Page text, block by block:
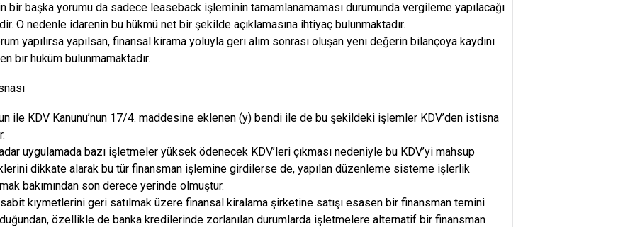
bir başka yorumu da sadece leaseback işleminin tamamlanamaması durumunda vergileme yapılacağı
O nedenle idarenin bu hükmü net bir şekilde açıklamasına ihtiyaç bulunmaktadır.
yapılırsa yapılsan, finansal kirama yoluyla geri alım sonrası oluşan yeni değerin bilançoya kaydını
bir hüküm bulunmamaktadır.
ile KDV Kanunu’nun 17/4. maddesine eklenen (y) bendi ile de bu şekildeki işlemler KDV’den istisna
uygulamada bazı işletmeler yüksek ödenecek KDV’leri çıkması nedeniyle bu KDV’yi mahsup
dikkate alarak bu tür finansman işlemine girdilerse de, yapılan düzenleme sisteme işlerlik
bakımından son derece yerinde olmuştur.
kıymetlerini geri satılmak üzere finansal kiralama şirketine satışı esasen bir finansman temini
özellikle de banka kredilerinde zorlanılan durumlarda işletmelere alternatif bir finansman